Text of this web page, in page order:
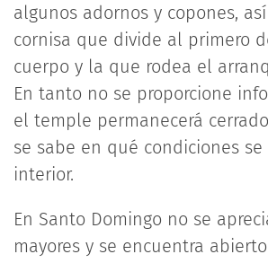
algunos adornos y copones,
cornisa que divide al primero
cuerpo y la que rodea el
En tanto no se proporcione
el temple permanecerá
se sabe en qué condiciones
interior.
En Santo Domingo no se
mayores y se encuentra